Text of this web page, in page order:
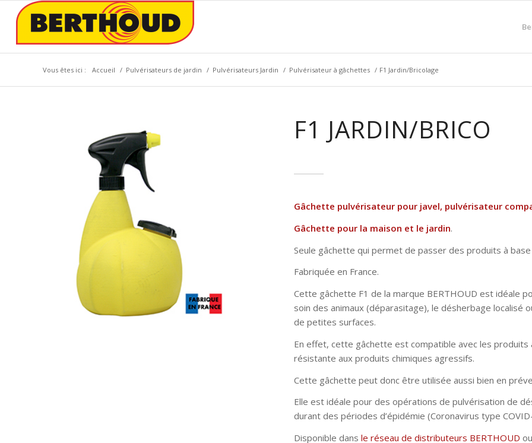
Vous êtes ici : Accueil / Pulvérisateurs de jardin / Pulvérisateurs Jardin / Pulvérisateur à gâchettes / F1 Jardin/Bricolage
F1 JARDIN/BRICO
Gâchette pulvérisateur pour javel, pulvérisateur
Gâchette pour la maison et le jardin.
Seule gâchette qui permet de passer des produits à
Fabriquée en France.
Cette gâchette F1 de la marque BERTHOUD est idéale
soin des animaux (déparasitage), le désherbage
de petites surfaces.
En effet, cette gâchette est compatible avec les
résistante aux produits chimiques agressifs.
Cette gâchette peut donc être utilisée aussi bien en
Elle est idéale pour des opérations de pulvérisation de
durant des périodes d’épidémie (Coronavirus type
Disponible dans le réseau de distributeurs BERTHOUD